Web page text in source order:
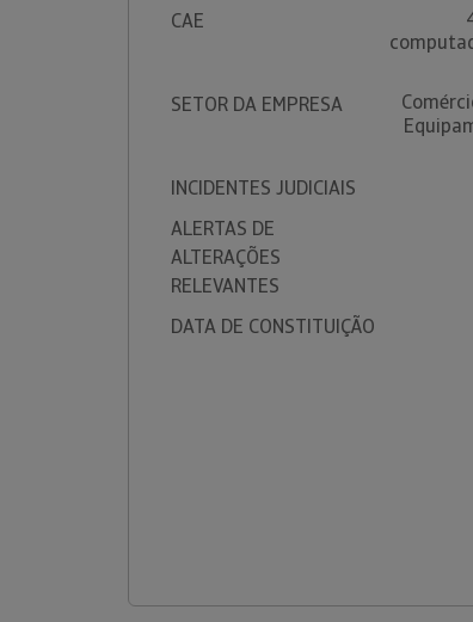
CAE
SETOR DA EMPRESA
INCIDENTES JUDICIAIS
ALERTAS DE
ALTERAÇÕES
RELEVANTES
DATA DE CONSTITUIÇÃO